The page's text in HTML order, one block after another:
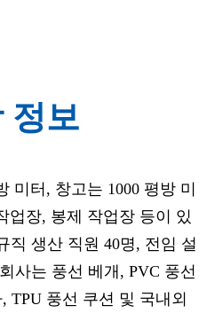
정보
미터, 창고는 1000 평방 미
업장, 봉제 작업장 등이 있
직 생산 직원 40명, 전임 설
사는 풍선 베개, PVC 풍선
TPU 풍선 쿠션 및 국내외